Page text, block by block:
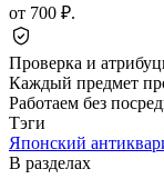
от 700 ₽.
Проверка и
Каждый предмет
Работаем без
Тэги
Японский
В разделах